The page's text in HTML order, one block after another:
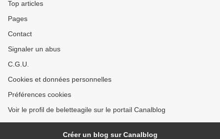
Top articles
Pages
Contact
Signaler un abus
C.G.U.
Cookies et données personnelles
Préférences cookies
Voir le profil de beletteagile sur le portail Canalblog
Créer un blog sur Canalblog